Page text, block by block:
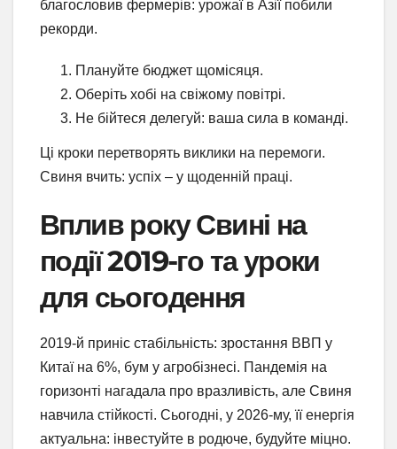
благословив фермерів: урожаї в Азії побили
рекорди.
Плануйте бюджет щомісяця.
Оберіть хобі на свіжому повітрі.
Не бійтеся делегуй: ваша сила в команді.
Ці кроки перетворять виклики на перемоги.
Свиня вчить: успіх – у щоденній праці.
Вплив року Свині на
події 2019-го та уроки
для сьогодення
2019-й приніс стабільність: зростання ВВП у
Китаї на 6%, бум у агробізнесі. Пандемія на
горизонті нагадала про вразливість, але Свиня
навчила стійкості. Сьогодні, у 2026-му, її енергія
актуальна: інвестуйте в родюче, будуйте міцно.